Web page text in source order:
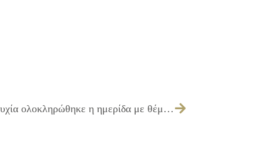
26/11/2013 Δελτίου Τύπου: Με επιτυχία ολοκληρώθηκε η ημερίδα με θέμα: «Η πρόωρη εγκατάλειψη σχολείου» στον Δήμο Ιλίου